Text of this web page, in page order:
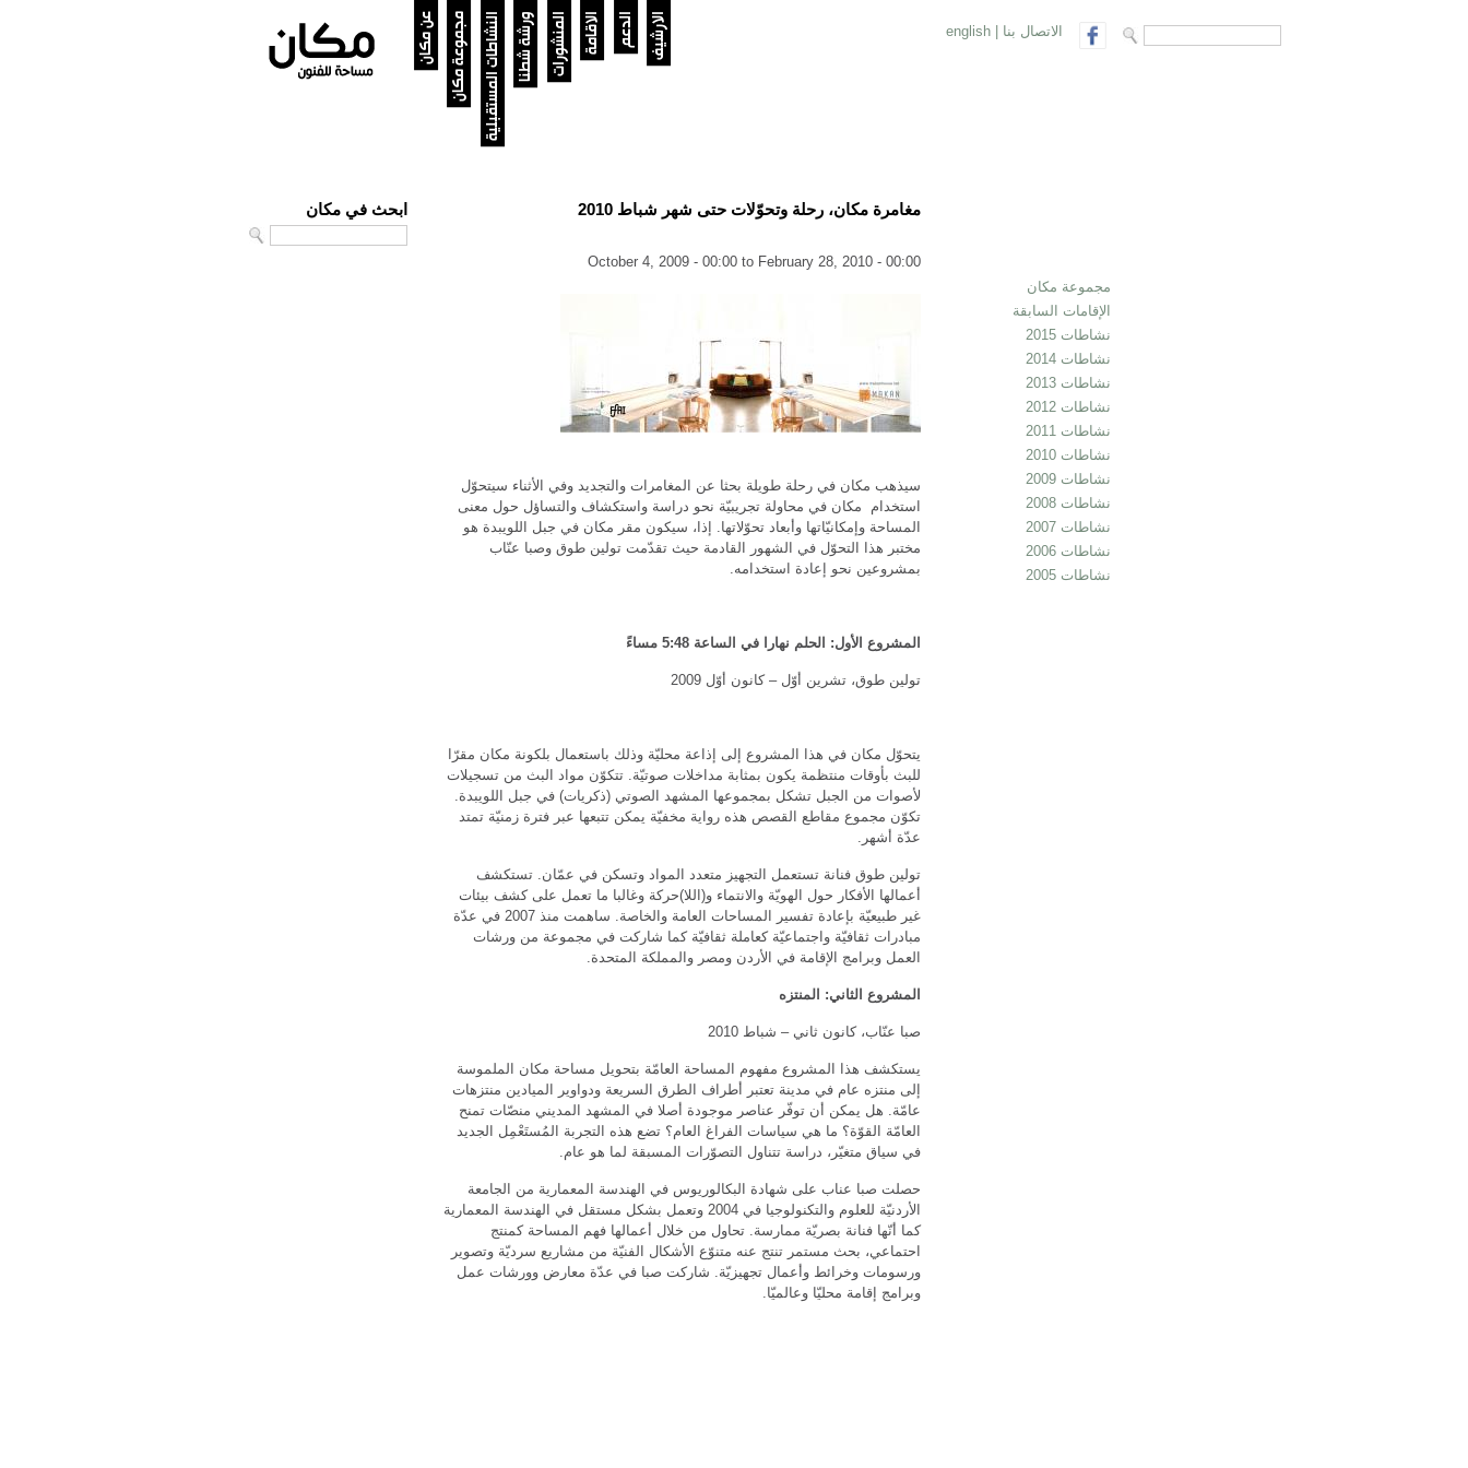
Search الاتصال بنا english عن مكان مجموعة مكانالنشاطات المستقبلية ورشة شطنا المنشورات الاقامة الدعم الارشيف
مجموعة مكان
الإقامات السابقة
نشاطات 2015
نشاطات 2014
نشاطات 2013
نشاطات 2012
نشاطات 2011
نشاطات 2010
نشاطات 2009
نشاطات 2008
نشاطات 2007
نشاطات 2006
نشاطات 2005
مغامرة مكان، رحلة وتحوّلات حتى شهر شباط 2010
October 4, 2009 - 00:00 to February 28, 2010 - 00:00
سيذهب مكان في رحلة طويلة بحثا عن المغامرات والتجديد وفي الأثناء سيتحوّل
استخدام مكان في محاولة تجريبيّة نحو دراسة واستكشاف والتساؤل حول معنى
المساحة وإمكانيّاتها وأبعاد تحوّلاتها. إذا، سيكون مقر مكان في جبل اللويبدة هو
مختبر هذا التحوّل في الشهور القادمة حيث تقدّمت تولين طوق وصبا عنّاب
بمشروعين نحو إعادة استخدامه.
المشروع الأول: الحلم نهارا في الساعة 5:48 مساءً
تولين طوق، تشرين أوّل – كانون أوّل 2009
يتحوّل مكان في هذا المشروع إلى إذاعة محليّة وذلك باستعمال بلكونة مكان مقرّا
للبث بأوقات منتظمة يكون بمثابة مداخلات صوتيّة. تتكوّن مواد البث من تسجيلات
لأصوات من الجبل تشكل بمجموعها المشهد الصوتي (ذكريات) في جبل اللويبدة.
تكوّن مجموع مقاطع القصص هذه رواية مخفيّة يمكن تتبعها عبر فترة زمنيّة تمتد
عدّة أشهر.
تولين طوق فنانة تستعمل التجهيز متعدد المواد وتسكن في عمّان. تستكشف
أعمالها الأفكار حول الهويّة والانتماء و(اللا)حركة وغالبا ما تعمل على كشف بيئات
غير طبيعيّة بإعادة تفسير المساحات العامة والخاصة. ساهمت منذ 2007 في عدّة
مبادرات ثقافيّة واجتماعيّة كعاملة ثقافيّة كما شاركت في مجموعة من ورشات
العمل وبرامج الإقامة في الأردن ومصر والمملكة المتحدة.
المشروع الثاني: المنتزه
صبا عنّاب، كانون ثاني – شباط 2010
يستكشف هذا المشروع مفهوم المساحة العامّة بتحويل مساحة مكان الملموسة
إلى منتزه عام في مدينة تعتبر أطراف الطرق السريعة ودواوير الميادين منتزهات
عامّة. هل يمكن أن توفّر عناصر موجودة أصلا في المشهد المديني منصّات تمنح
العامّة القوّة؟ ما هي سياسات الفراغ العام؟ تضع هذه التجربة المُستَعْمِل الجديد
في سياق متغيّر، دراسة تتناول التصوّرات المسبقة لما هو عام.
حصلت صبا عناب على شهادة البكالوريوس في الهندسة المعمارية من الجامعة
الأردنيّة للعلوم والتكنولوجيا في 2004 وتعمل بشكل مستقل في الهندسة المعمارية
كما أنّها فنانة بصريّة ممارسة. تحاول من خلال أعمالها فهم المساحة كمنتج
احتماعي، بحث مستمر تنتج عنه متنوّع الأشكال الفنيّة من مشاريع سرديّة وتصوير
ورسومات وخرائط وأعمال تجهيزيّة. شاركت صبا في عدّة معارض وورشات عمل
وبرامج إقامة محليّا وعالميّا.
ابحث في مكان